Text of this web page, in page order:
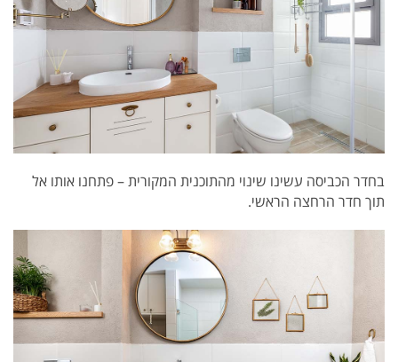
בחדר הכביסה עשינו שינוי מהתוכנית המקורית – פתחנו אותו אל
תוך חדר הרחצה הראשי.